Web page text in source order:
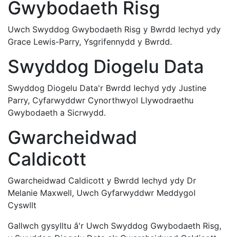
Gwybodaeth Risg
Uwch Swyddog Gwybodaeth Risg y Bwrdd Iechyd ydy
Grace Lewis-Parry, Ysgrifennydd y Bwrdd.
Swyddog Diogelu Data
Swyddog Diogelu Data'r Bwrdd Iechyd ydy Justine
Parry, Cyfarwyddwr Cynorthwyol Llywodraethu
Gwybodaeth a Sicrwydd.
Gwarcheidwad
Caldicott
Gwarcheidwad Caldicott y Bwrdd Iechyd ydy Dr
Melanie Maxwell, Uwch Gyfarwyddwr Meddygol
Cyswllt
Gallwch gysylltu â'r Uwch Swyddog Gwybodaeth Risg,